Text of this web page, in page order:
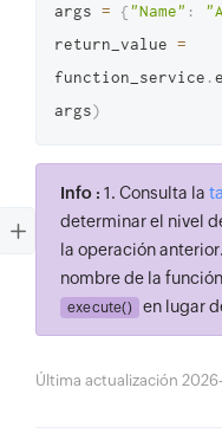
args = {"Name" :
return_value =
function_service .
args)
Info : 1. Consulta la
determinar el nivel
la operación
nombre de la
execute() en lugar
Última actualización